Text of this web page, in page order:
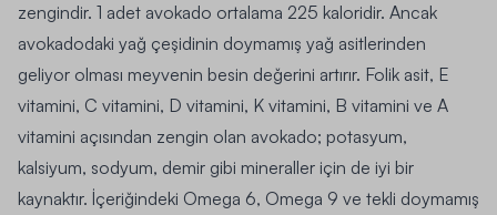
zengindir. 1 adet avokado ortalama 225 kaloridir. Ancak
avokadodaki yağ çeşidinin doymamış yağ asitlerinden
geliyor olması meyvenin besin değerini artırır. Folik asit, E
vitamini, C vitamini, D vitamini, K vitamini, B vitamini ve A
vitamini açısından zengin olan avokado; potasyum,
kalsiyum, sodyum, demir gibi mineraller için de iyi bir
kaynaktır. İçeriğindeki Omega 6, Omega 9 ve tekli doymamış